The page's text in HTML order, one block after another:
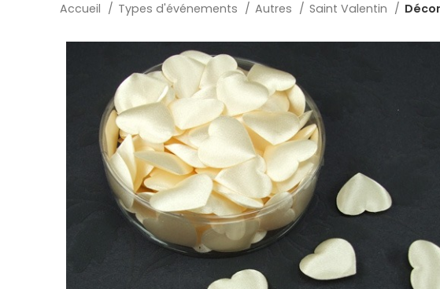
Accueil Types d'événements Autres Saint Valentin